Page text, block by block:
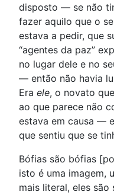
disposto — se não
fazer aquilo que o
estava a pedir, que
“agentes da paz”
no lugar dele e no
— então não havia
Era ele, o novato
ao que parece não
estava em causa —
que sentiu que se
Bófias são bófias
isto é uma imagem,
mais literal, eles são